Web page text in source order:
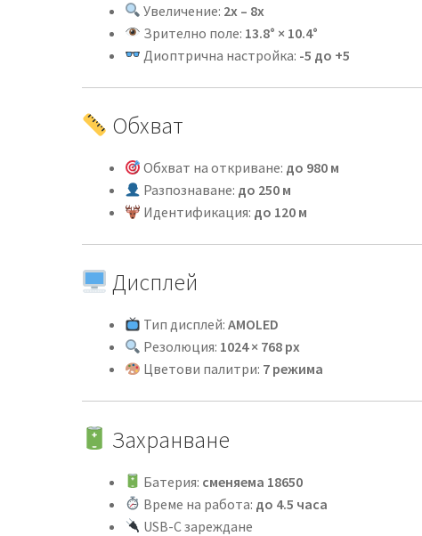
Увеличение: 2x – 8x
Зрително поле: 13.8° × 10.4°
Диоптрична настройка: -5 до +5
Обхват
Обхват на откриване: до 980 м
Разпознаване: до 250 м
Идентификация: до 120 м
Дисплей
Тип дисплей: AMOLED
Резолюция: 1024 × 768 px
Цветови палитри: 7 режима
Захранване
Батерия: сменяема 18650
Време на работа: до 4.5 часа
USB-C зареждане